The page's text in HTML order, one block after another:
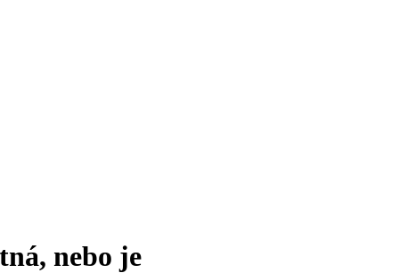
nebo je